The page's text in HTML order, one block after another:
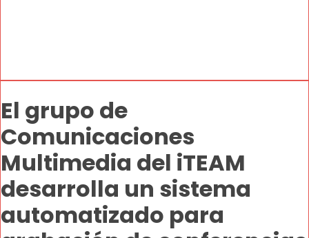
El grupo de
Comunicaciones
Multimedia del iTEAM
desarrolla un sistema
automatizado para